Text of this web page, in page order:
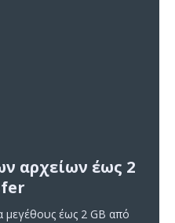
αρχείων έως 2
μεγέθους έως 2 GB από